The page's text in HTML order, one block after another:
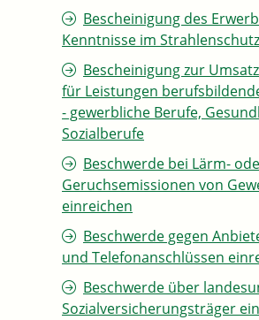
Bescheinigung des
Kenntnisse im
Bescheinigung zur
für Leistungen
- gewerbliche Berufe,
Sozialberufe
Beschwerde bei Lärm-
Geruchsemissionen von
einreichen
Beschwerde gegen
und Telefonanschlüssen
Beschwerde über
Sozialversicherungsträger